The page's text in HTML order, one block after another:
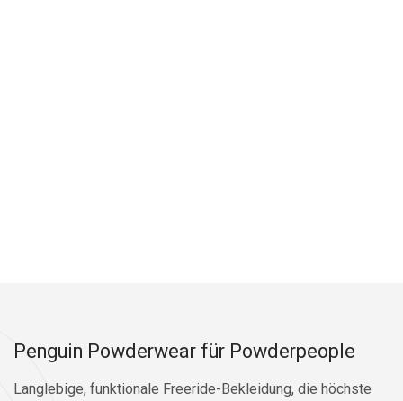
Penguin Powderwear für Powderpeople
Langlebige, funktionale Freeride-Bekleidung, die höchste